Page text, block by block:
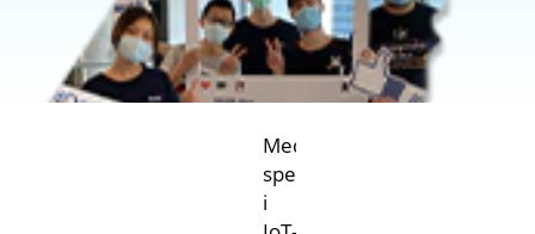
Med
speciale
i